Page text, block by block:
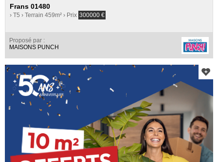
Frans 01480
› T5 › Terrain 459m² › Prix 300000 €
Proposé par :
MAISONS PUNCH